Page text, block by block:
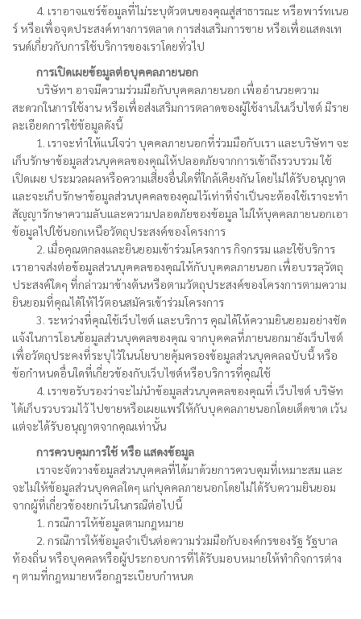
4. เราอาจแชร์ข้อมูลที่ไม่ระบุตัวตนของคุณสู่สาธารณะ หรือพาร์ทเนอ
ร์ หรือเพื่อจุดประสงค์ทางการตลาด การส่งเสริมการขาย หรือเพื่อแสดงเท
รนด์เกี่ยวกับการใช้บริการของเราโดยทั่วไป
การเปิดเผยข้อมูลต่อบุคคลภายนอก
บริษัทฯ อาจมีความร่วมมือกับบุคคลภายนอก เพื่ออำนวยความ
สะดวกในการใช้งาน หรือเพื่อส่งเสริมการตลาดของผู้ใช้งานในเว็บไซต์ มีราย
ละเอียดการใช้ข้อมูลดังนี้
1. เราจะทำให้แน่ใจว่า บุคคลภายนอกที่ร่วมมือกับเรา และบริษัทฯ จะ
เก็บรักษาข้อมูลส่วนบุคคลของคุณให้ปลอดภัยจากการเข้าถึงรวบรวม ใช้
เปิดเผย ประมวลผลหรือความเสี่ยงอื่นใดที่ใกล้เคียงกัน โดยไม่ได้รับอนุญาต
และจะเก็บรักษาข้อมูลส่วนบุคคลของคุณไว้เท่าที่จำเป็นจะต้องใช้เราจะทำ
สัญญารักษาความลับและความปลอดภัยของข้อมูล ไม่ให้บุคคลภายนอกเอา
ข้อมูลไปใช้นอกเหนือวัตถุประสงค์ของโครงการ
2. เมื่อคุณตกลงและยินยอมเข้าร่วมโครงการ กิจกรรม และใช้บริการ
เราอาจส่งต่อข้อมูลส่วนบุคคลของคุณให้กับบุคคลภายนอก เพื่อบรรลุวัตถุ
ประสงค์ใดๆ ที่กล่าวมาข้างต้นหรือตามวัตถุประสงค์ของโครงการตามความ
ยินยอมที่คุณได้ให้ไว้ตอนสมัครเข้าร่วมโครงการ
3. ระหว่างที่คุณใช้เว็บไซต์ และบริการ คุณได้ให้ความยินยอมอย่างชัด
แจ้งในการโอนข้อมูลส่วนบุคคลของคุณ จากบุคคลที่ภายนอกมายังเว็บไซต์
เพื่อวัตถุประคงที่ระบุไว้ในนโยบายคุ้มครองข้อมูลส่วนบุคคลฉบับนี้ หรือ
ข้อกำหนดอื่นใดที่เกี่ยวข้องกับเว็บไซต์หรือบริการที่คุณใช้
4. เราขอรับรองว่าจะไม่นำข้อมูลส่วนบุคคลของคุณที่ เว็บไซต์ บริษัท
ได้เก็บรวบรวมไว้ ไปขายหรือเผยแพร่ให้กับบุคคลภายนอกโดยเด็ดขาด เว้น
แต่จะได้รับอนุญาตจากคุณเท่านั้น
การควบคุมการใช้ หรือ แสดงข้อมูล
เราจะจัดวางข้อมูลส่วนบุคคลที่ได้มาด้วยการควบคุมที่เหมาะสม และ
จะไม่ให้ข้อมูลส่วนบุคคลใดๆ แก่บุคคลภายนอกโดยไม่ได้รับความยินยอม
จากผู้ที่เกี่ยวข้องยกเว้นในกรณีต่อไปนี้
1. กรณีการให้ข้อมูลตามกฎหมาย
2. กรณีการให้ข้อมูลจำเป็นต่อความร่วมมือกับองค์กรของรัฐ รัฐบาล
ท้องถิ่น หรือบุคคลหรือผู้ประกอบการที่ได้รับมอบหมายให้ทำกิจการต่าง
ๆ ตามที่กฎหมายหรือกฎระเบียบกำหนด